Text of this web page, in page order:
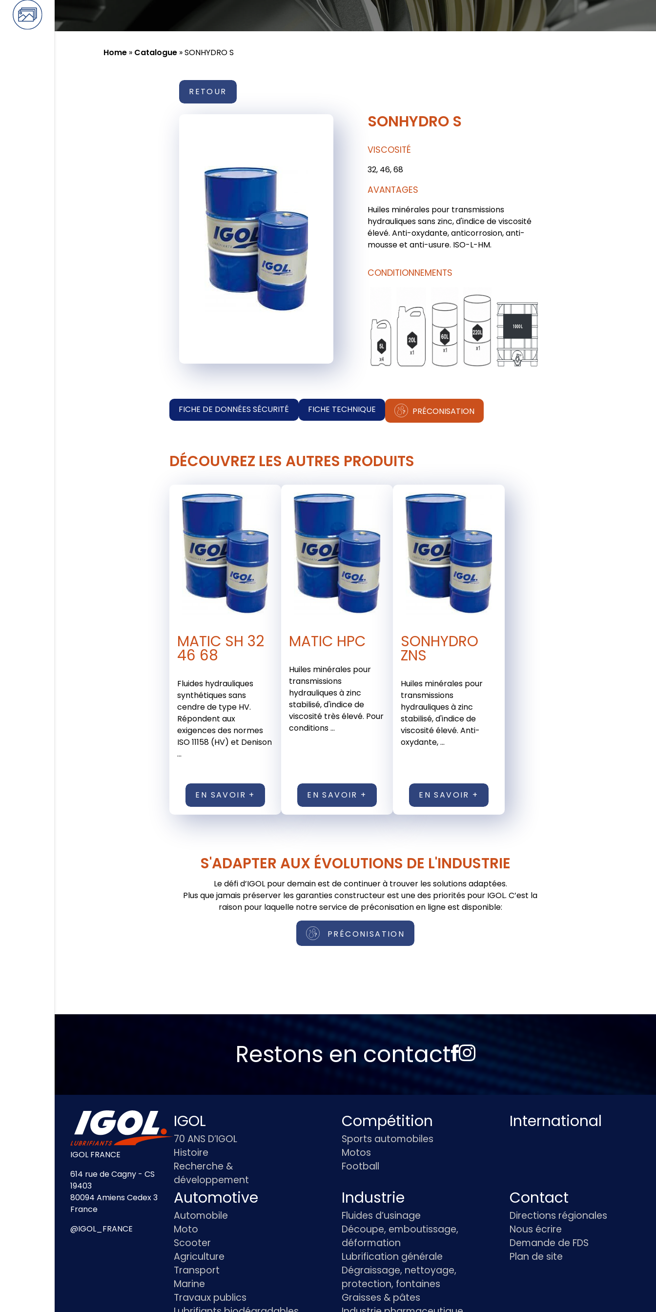
Home » Catalogue »SONHYDRO S
RETOUR
SONHYDRO S
VISCOSITÉ
32, 46, 68
AVANTAGES
Huiles minérales pour transmissions
hydrauliques sans zinc, d'indice de viscosité
élevé. Anti-oxydante, anticorrosion, anti-
mousse et anti-usure. ISO-L-HM.
CONDITIONNEMENTS
FICHE DE DONNÉES SÉCURITÉ FICHE TECHNIQUE PRÉCONISATION
DÉCOUVREZ LES AUTRES PRODUITS
MATIC SH 32
46 68
Fluides hydrauliques
synthétiques sans
cendre de type HV.
Répondent aux
exigences des normes
ISO 11158 (HV) et Denison
...
EN SAVOIR +
MATIC HPC
Huiles minérales pour
transmissions
hydrauliques à zinc
stabilisé, d'indice de
viscosité très élevé. Pour
conditions ...
EN SAVOIR +
SONHYDRO
ZNS
Huiles minérales pour
transmissions
hydrauliques à zinc
stabilisé, d'indice de
viscosité élevé. Anti-
oxydante, ...
EN SAVOIR +
S'ADAPTER AUX ÉVOLUTIONS DE L'INDUSTRIE
Le défi d’IGOL pour demain est de continuer à trouver les solutions adaptées.
Plus que jamais préserver les garanties constructeur est une des priorités pour IGOL. C’est la
raison pour laquelle notre service de préconisation en ligne est disponible:
PRÉCONISATION
Restons en contact
IGOL FRANCE
614 rue de Cagny - CS
19403
80094 Amiens Cedex 3
France
@IGOL_FRANCE
IGOL
70 ANS D’IGOL
Histoire
Recherche &
développement
Compétition
Sports automobiles
Motos
Football
International
Automotive
Automobile
Moto
Scooter
Agriculture
Transport
Marine
Travaux publics
Industrie
Fluides d’usinage
Découpe, emboutissage,
déformation
Lubrification générale
Dégraissage, nettoyage,
protection, fontaines
Graisses & pâtes
Contact
Directions régionales
Nous écrire
Demande de FDS
Plan de site